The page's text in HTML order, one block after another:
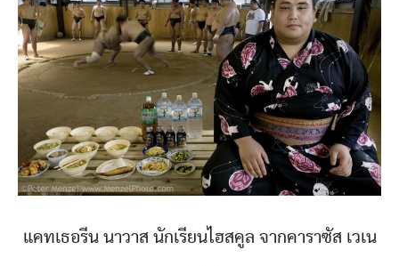
แคทเธอรีน นาวาส นักเรียนไฮสคูล จากคาราซัส เวเน